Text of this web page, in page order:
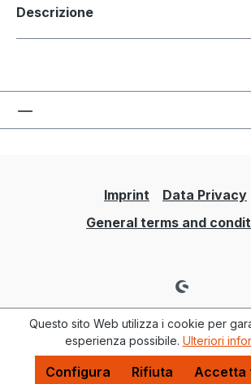
Descrizione
Imprint
Data Privacy
General terms and
Questo sito Web utilizza i cookie per
esperienza possibile. Ulteriori
Rifiuta
Configura Accetta